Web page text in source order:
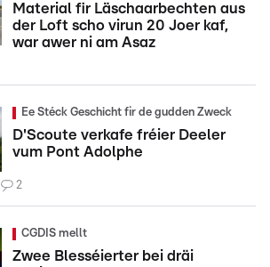
Material fir Läschaarbechten aus
der Loft scho virun 20 Joer kaf,
war awer ni am Asaz
Ee Stéck Geschicht fir de gudden Zweck
D'Scoute verkafe fréier Deeler
vum Pont Adolphe
2
CGDIS mellt
Zwee Blesséierter bei dräi